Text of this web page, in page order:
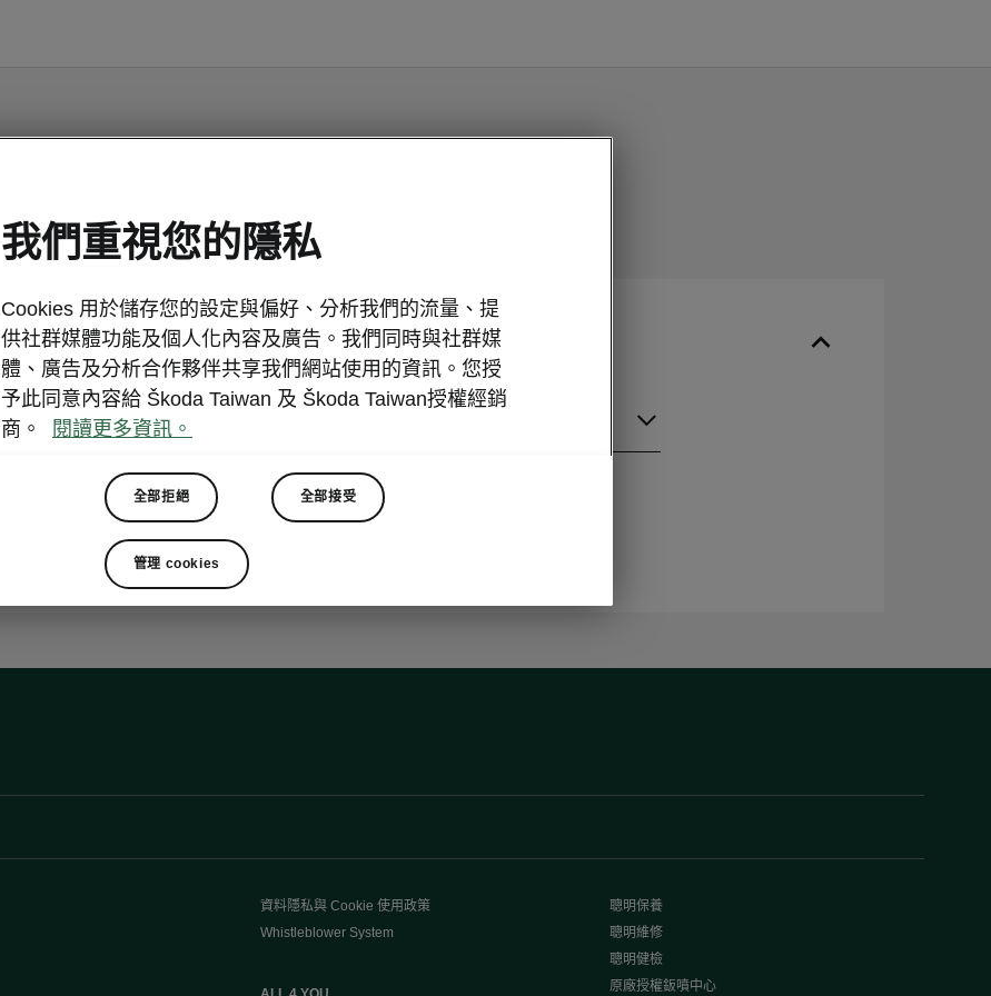
Octavia I - 說明書
資料隱私與 Cookie 使用政策
Whistleblower System
聰明保養
聰明維修
聰明健檢
原廠授權鈑噴中心
我們重視您的隱私
Cookies 用於儲存您的設定與偏好、分析我們的流量、提
供社群媒體功能及個人化內容及廣告。我們同時與社群媒
體、廣告及分析合作夥伴共享我們網站使用的資訊。您授
予此同意內容給 Škoda Taiwan 及 Škoda Taiwan授權經銷
商。
閱讀更多資訊。
全部拒絕 全部接受
管理 cookies